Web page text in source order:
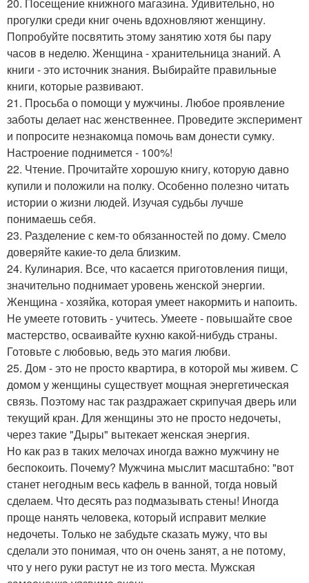
прогулки среди книг очень вдохновляют женщину.
Попробуйте посвятить этому занятию хотя бы пару
часов в неделю. Женщина - хранительница знаний. А
книги - это источник знания. Выбирайте правильные
книги, которые развивают.
21. Просьба о помощи у мужчины. Любое проявление
заботы делает нас женственнее. Проведите эксперимент
и попросите незнакомца помочь вам донести сумку.
Настроение поднимется - 100%!
22. Чтение. Прочитайте хорошую книгу, которую давно
купили и положили на полку. Особенно полезно читать
истории о жизни людей. Изучая судьбы лучше
понимаешь себя.
23. Разделение с кем-то обязанностей по дому. Смело
доверяйте какие-то дела близким.
24. Кулинария. Все, что касается приготовления пищи,
значительно поднимает уровень женской энергии.
Женщина - хозяйка, которая умеет накормить и напоить.
Не умеете готовить - учитесь. Умеете - повышайте свое
мастерство, осваивайте кухню какой-нибудь страны.
Готовьте с любовью, ведь это магия любви.
25. Дом - это не просто квартира, в которой мы живем. С
домом у женщины существует мощная энергетическая
связь. Поэтому нас так раздражает скрипучая дверь или
текущий кран. Для женщины это не просто недочеты,
через такие "Дыры" вытекает женская энергия.
Но как раз в таких мелочах иногда важно мужчину не
беспокоить. Почему? Мужчина мыслит масштабно: "вот
станет негодным весь кафель в ванной, тогда новый
сделаем. Что десять раз подмазывать стены! Иногда
проще нанять человека, который исправит мелкие
недочеты. Только не забудьте сказать мужу, что вы
сделали это понимая, что он очень занят, а не потому,
что у него руки растут не из того места. Мужская